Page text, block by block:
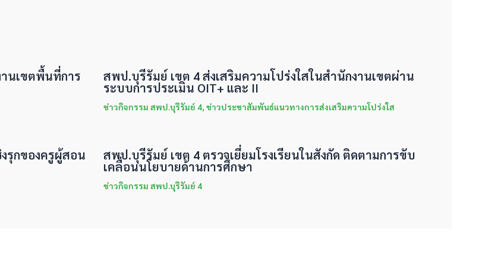
นเขตพื้นที่การ สพป.บุรีรัมย์ เขต 4 ส่งเสริมความโปร่งใสในสำนักงานเขตผ่าน
ระบบการประเมิน OIT+ และ II
ข่าวกิจกรรม สพป.บุรีรัมย์ 4, ข่าวประชาสัมพันธ์แนวทางการส่งเสริมความโปร่งใส
รุกของครูผู้สอน สพป.บุรีรัมย์ เขต 4 ตรวจเยี่ยมโรงเรียนในสังกัด ติดตามการขับ
เคลื่อนนโยบายด้านการศึกษา
ข่าวกิจกรรม สพป.บุรีรัมย์ 4